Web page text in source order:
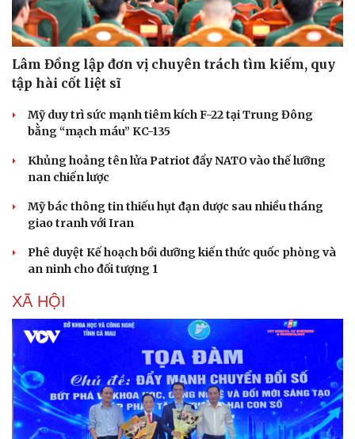
Lâm Đồng lập đơn vị chuyên trách tìm kiếm, quy
tập hài cốt liệt sĩ
Mỹ duy trì sức mạnh tiêm kích F-22 tại Trung Đông
bằng “mạch máu” KC-135
Khủng hoảng tên lửa Patriot đẩy NATO vào thế lưỡng
nan chiến lược
Mỹ bác thông tin thiếu hụt đạn dược sau nhiều tháng
giao tranh với Iran
Phê duyệt Kế hoạch bồi dưỡng kiến thức quốc phòng và
an ninh cho đối tượng 1
XÃ HỘI